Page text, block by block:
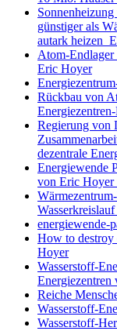
günstiger als
autark heizen
Atom-Endlager
Eric Hoyer
Rückbau von
Regierung von
dezentrale
Energiewende
von Eric Hoyer
energiewende-
How to destroy
Hoyer
Wasserstoff-
Reiche
Wasserstoff-
Wasserstoff-